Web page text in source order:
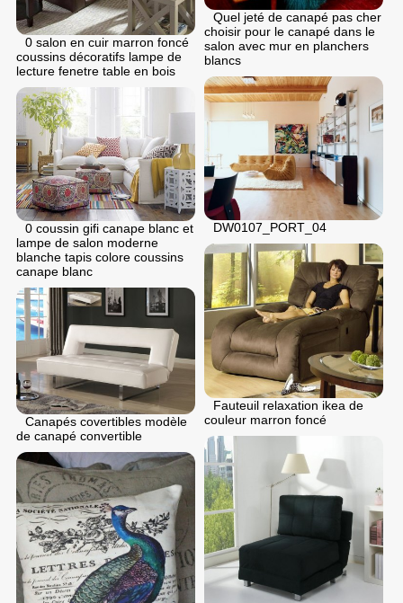
Quel jeté de canapé pas cher
choisir pour le canapé dans le
salon avec mur en planchers
blancs
0 salon en cuir marron foncé
coussins décoratifs lampe de
lecture fenetre table en bois
DW0107_PORT_04
0 coussin gifi canape blanc et
lampe de salon moderne
blanche tapis colore coussins
canape blanc
Fauteuil relaxation ikea de
couleur marron foncé
Canapés covertibles modèle
de canapé convertible